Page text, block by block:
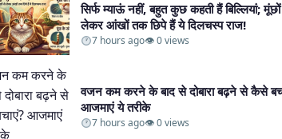
सिर्फ म्याऊं नहीं, बहुत कुछ कहती हैं बिल्लियां;
लेकर आंखों तक छिपे हैं ये दिलचस्प राज!​
7 hours ago👁 0 views
वजन कम करने के बाद से दोबारा बढ़ने से कैसे
आजमाएं ये तरीके​
7 hours ago👁 0 views